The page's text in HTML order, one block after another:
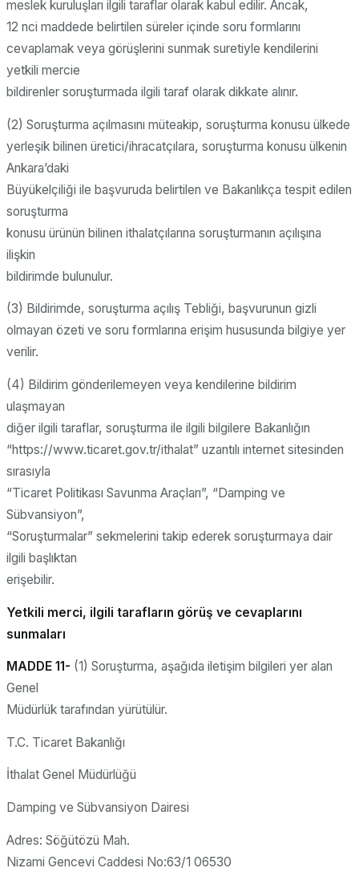
meslek kuruluşları ilgili taraflar olarak kabul edilir. Ancak,
12 nci maddede belirtilen süreler içinde soru formlarını
cevaplamak veya görüşlerini sunmak suretiyle kendilerini
yetkili mercie
bildirenler soruşturmada ilgili taraf olarak dikkate alınır.
(2) Soruşturma açılmasını müteakip, soruşturma konusu ülkede
yerleşik bilinen üretici/ihracatçılara, soruşturma konusu ülkenin
Ankara’daki
Büyükelçiliği ile başvuruda belirtilen ve Bakanlıkça tespit edilen
soruşturma
konusu ürünün bilinen ithalatçılarına soruşturmanın açılışına
ilişkin
bildirimde bulunulur.
(3) Bildirimde, soruşturma açılış Tebliği, başvurunun gizli
olmayan özeti ve soru formlarına erişim hususunda bilgiye yer
verilir.
(4) Bildirim gönderilemeyen veya kendilerine bildirim
ulaşmayan
diğer ilgili taraflar, soruşturma ile ilgili bilgilere Bakanlığın
“https://www.ticaret.gov.tr/ithalat” uzantılı internet sitesinden
sırasıyla
“Ticaret Politikası Savunma Araçları”, “Damping ve
Sübvansiyon”,
“Soruşturmalar” sekmelerini takip ederek soruşturmaya dair
ilgili başlıktan
erişebilir.
Yetkili merci, ilgili tarafların görüş ve cevaplarını
sunmaları
MADDE 11- (1) Soruşturma, aşağıda iletişim bilgileri yer alan
Genel
Müdürlük tarafından yürütülür.
T.C. Ticaret Bakanlığı
İthalat Genel Müdürlüğü
Damping ve Sübvansiyon Dairesi
Adres: Söğütözü Mah.
Nizami Gencevi Caddesi No:63/1 06530